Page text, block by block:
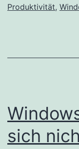
Produktivität,
sich